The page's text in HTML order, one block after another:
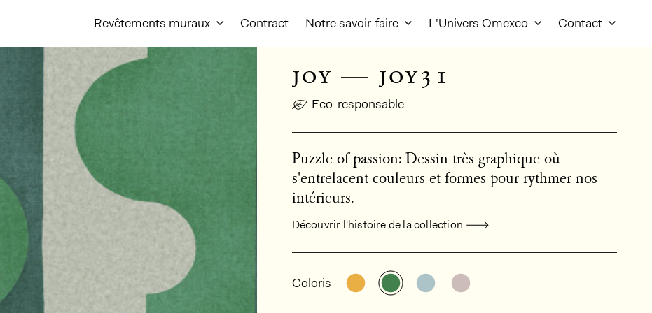
Revêtements muraux Contract Notre savoir-faire L'Univers Omexco Contact
joy — joy31
Eco-responsable
Puzzle of passion: Dessin très graphique où
s'entrelacent couleurs et formes pour rythmer nos
intérieurs.
Découvrir l'histoire de la collection
Informations générales sur le produit
Coloris Découvrir d'autres variantes: JOY32
Découvrir d'autres variantes: JOY31
Découvrir d'autres variantes: JOY33